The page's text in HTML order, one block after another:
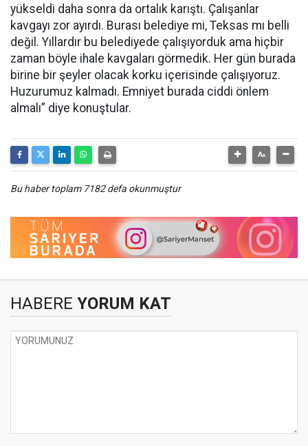
yükseldi daha sonra da ortalık karıştı. Çalışanlar
kavgayı zor ayırdı. Burası belediye mi, Teksas mı belli
değil. Yıllardır bu belediyede çalışıyorduk ama hiçbir
zaman böyle ihale kavgaları görmedik. Her gün burada
birine bir şeyler olacak korku içerisinde çalışıyoruz.
Huzurumuz kalmadı. Emniyet burada ciddi önlem
almalı” diye konuştular.
Bu haber toplam 7182 defa okunmuştur
HABERE YORUM KAT